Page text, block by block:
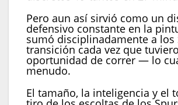
Pero aun así sirvió como un
defensivo constante en la
sumó disciplinadamente a los
transición cada vez que
oportunidad de correr — lo
menudo.
El tamaño, la inteligencia y el